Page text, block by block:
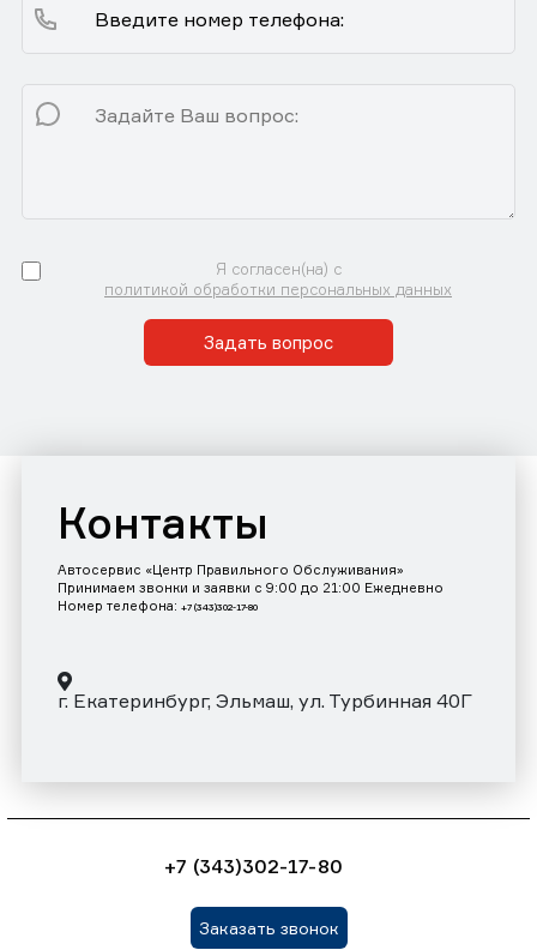
Я согласен(на) с
политикой обработки персональных данных
Задать вопрос
Контакты
Автосервис «Центр Правильного Обслуживания»
Принимаем звонки и заявки с 9:00 до 21:00 Ежедневно
Номер телефона: +7 (343)302-17-80
г. Екатеринбург, Эльмаш, ул. Турбинная 40Г
+7 (343)302-17-80
Заказать звонок